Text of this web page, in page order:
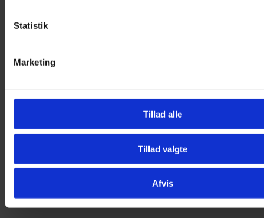
Statistik
Marketing
Tillad alle
Tillad valgte
Afvis
-13%